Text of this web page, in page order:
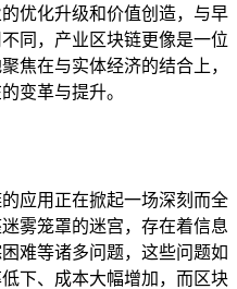
优化升级和价值创造，与早
同，产业区块链更像是一位
焦在与实体经济的结合上，
变革与提升。
应用正在掀起一场深刻而全
雾笼罩的迷宫，存在着信息
难等诸多问题，这些问题如
下、成本大幅增加，而区块